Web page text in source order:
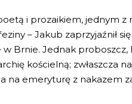
i prozaikiem, jednym z
– Jakub zaprzyjaźnił
Brnie. Jednak proboszcz,
kościelną; zwłaszcza
na emeryturę z nakazem